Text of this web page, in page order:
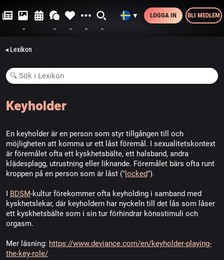
▼ LOGGA IN BLI MEDLEM
◂ Lexikon
Keyholder
En keyholder är en person som styr tillgången till och
möjligheten att komma ur ett låst föremål. I sexualitetskontext
är föremålet ofta ett kyskhetsbälte, ett halsband, andra
klädesplagg, utrustning eller liknande. Föremålet bärs ofta runt
kroppen på en person som är låst (" locked").
I BDSM-kultur förekommer ofta keyholding i samband med
kyskhetslekar, där keyholdern har nyckeln till det lås som låser
ett kyskhetsbälte som i sin tur förhindrar könsstimuli och
orgasm.
Mer läsning: https://www.deviance.com/en/keyholder-playing-
the-key-role/